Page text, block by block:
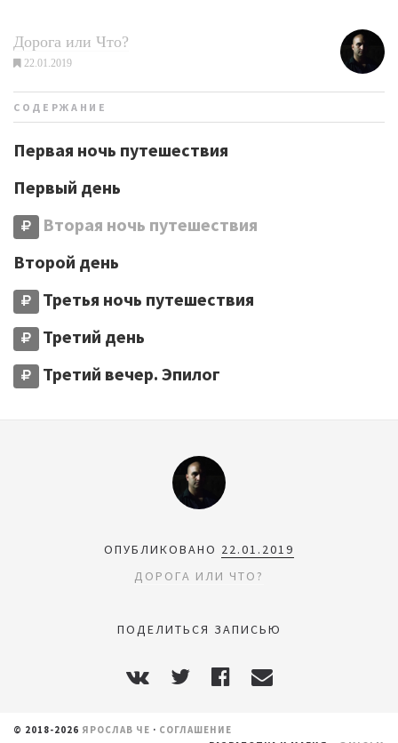
Дорога или Что?
22.01.2019
СОДЕРЖАНИЕ
Первая ночь путешествия
Первый день
Вторая ночь путешествия
Второй день
Третья ночь путешествия
Третий день
Третий вечер. Эпилог
ОПУБЛИКОВАНО 22.01.2019
ДОРОГА ИЛИ ЧТО?
ПОДЕЛИТЬСЯ ЗАПИСЬЮ
© 2018-2026 ЯРОСЛАВ ЧЕ · СОГЛАШЕНИЕ